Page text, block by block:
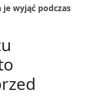
je wyjąć podczas